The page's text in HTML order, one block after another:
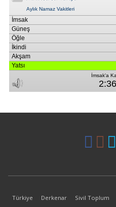
Türkiye Derkenar Sivil Toplum